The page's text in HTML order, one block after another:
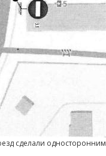
сделали односторонним